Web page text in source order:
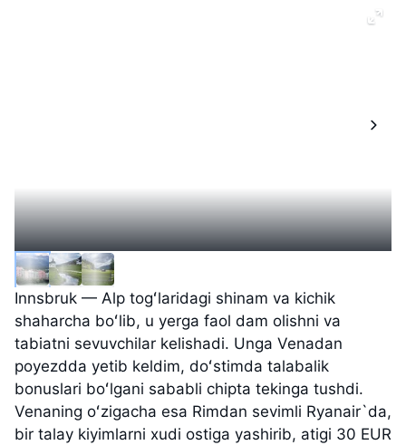
Innsbruk — Alp togʻlaridagi shinam va kichik
shaharcha boʻlib, u yerga faol dam olishni va
tabiatni sevuvchilar kelishadi. Unga Venadan
poyezdda yetib keldim, doʻstimda talabalik
bonuslari boʻlgani sababli chipta tekinga tushdi.
Venaning oʻzigacha esa Rimdan sevimli Ryanair`da,
bir talay kiyimlarni xudi ostiga yashirib, atigi 30 EUR